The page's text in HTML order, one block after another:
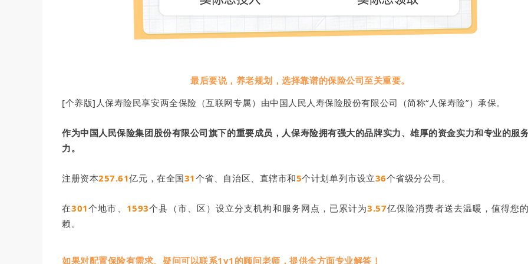
最后要说，养老规划，选择靠谱的保险公司至关重要。
[个养版]人保寿险民享安两全保险（互联网专属）由中国人民人寿保险股份有限公司（简称“人保寿险”）承保。
作为中国人民保险集团股份有限公司旗下的重要成员，人保寿险拥有强大的品牌实力、雄厚的资金实力和专业的服
力。
注册资本257.61亿元，在全国31个省、自治区、直辖市和5个计划单列市设立36个省级分公司。
在301个地市、 1593个县（市、区）设立分支机构和服务网点，已累计为3.57亿保险消费者送去温暖，值得您
赖。
如果对配置保险有需求、疑问可以联系1v1的顾问老师，提供全方面专业解答！